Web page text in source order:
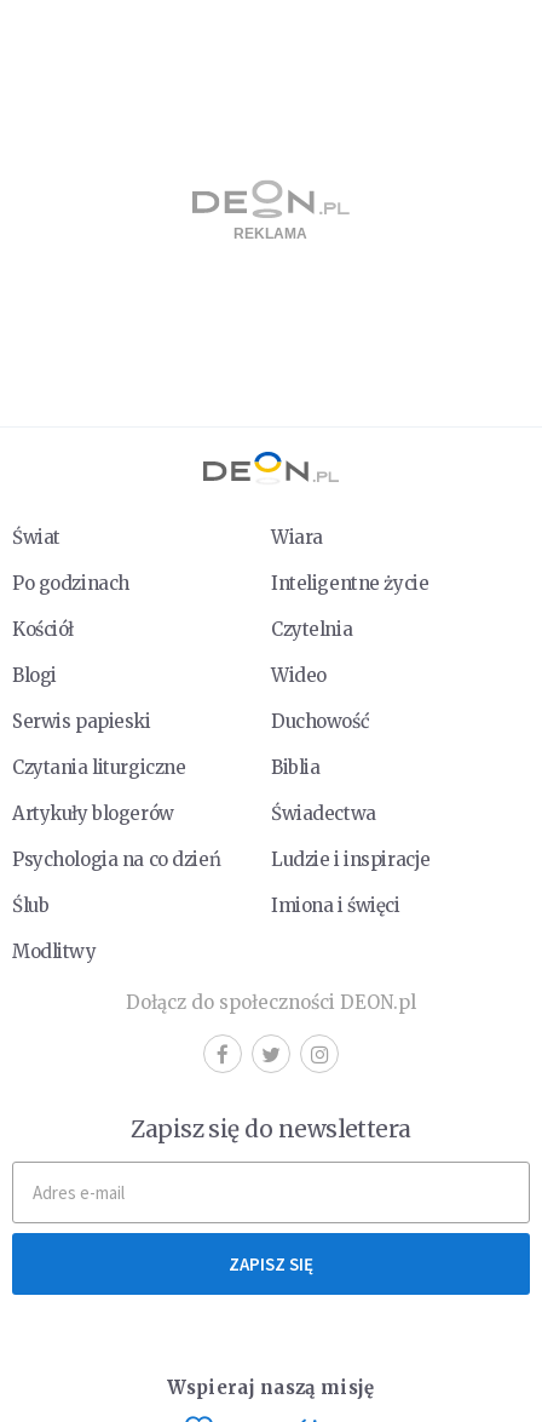
Świat
Wiara
Po godzinach
Inteligentne życie
Kościół
Czytelnia
Blogi
Wideo
Serwis papieski
Duchowość
Czytania liturgiczne
Biblia
Artykuły blogerów
Świadectwa
Psychologia na co dzień
Ludzie i inspiracje
Ślub
Imiona i święci
Modlitwy
Dołącz do społeczności DEON.pl
Zapisz się do newslettera
ZAPISZ SIĘ
Wspieraj naszą misję